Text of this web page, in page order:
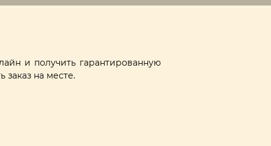
и получить гарантированную
заказ на месте.